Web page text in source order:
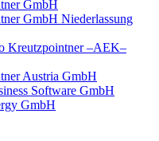
GmbH
GmbH Niederlassung
Kreutzpointner –AEK–
Austria GmbH
Software GmbH
GmbH